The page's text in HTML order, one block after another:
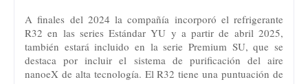
A finales del 2024 la compañía incorporó el refrigerante
R32 en las series Estándar YU y a partir de abril 2025,
también estará incluido en la serie Premium SU, que se
destaca por incluir el sistema de purificación del aire
nanoeX de alta tecnología. El R32 tiene una puntuación de